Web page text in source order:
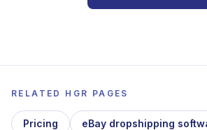
RELATED HGR PAGES
Pricing eBay dropshipping